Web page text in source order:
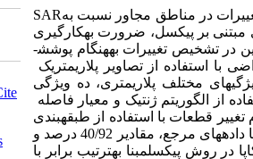
SARدر مناطق مجاور نسبت به
مبتنی بر پیکسل، ضرورت به­کارگیری
در تشخیص تغییرات به­هنگام پوشش­
با استفاده از تصاویر پلاریمتریک
مختلف پلاریمتری، ده ویژگی
از الگوریتم ژنتیک و معیار فاصله
قطعات با استفاده از طبقه­بندی
) بررسی می­گردد. مقایسه نتایج حاصل از اجرای این الگوریتم با داده­های مرجع، مقادیر 40/92 درصد و
روش پیکسل­مبنا به­ترتیب برابر با